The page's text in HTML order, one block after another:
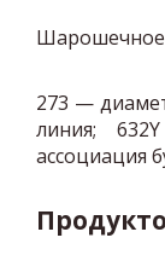
Шарошечное
273 —
линия;
ассоциация